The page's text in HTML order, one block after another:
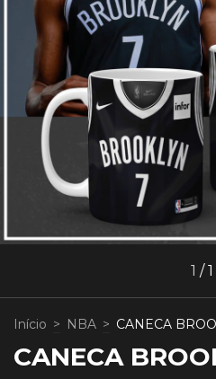
1 /1
Início > NBA > CANECA
CANECA